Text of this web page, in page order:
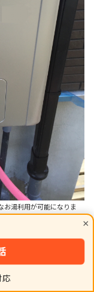
×
お湯利用が可能になりま
ることが、結果
渡しに繋がりま
出など、施工店と